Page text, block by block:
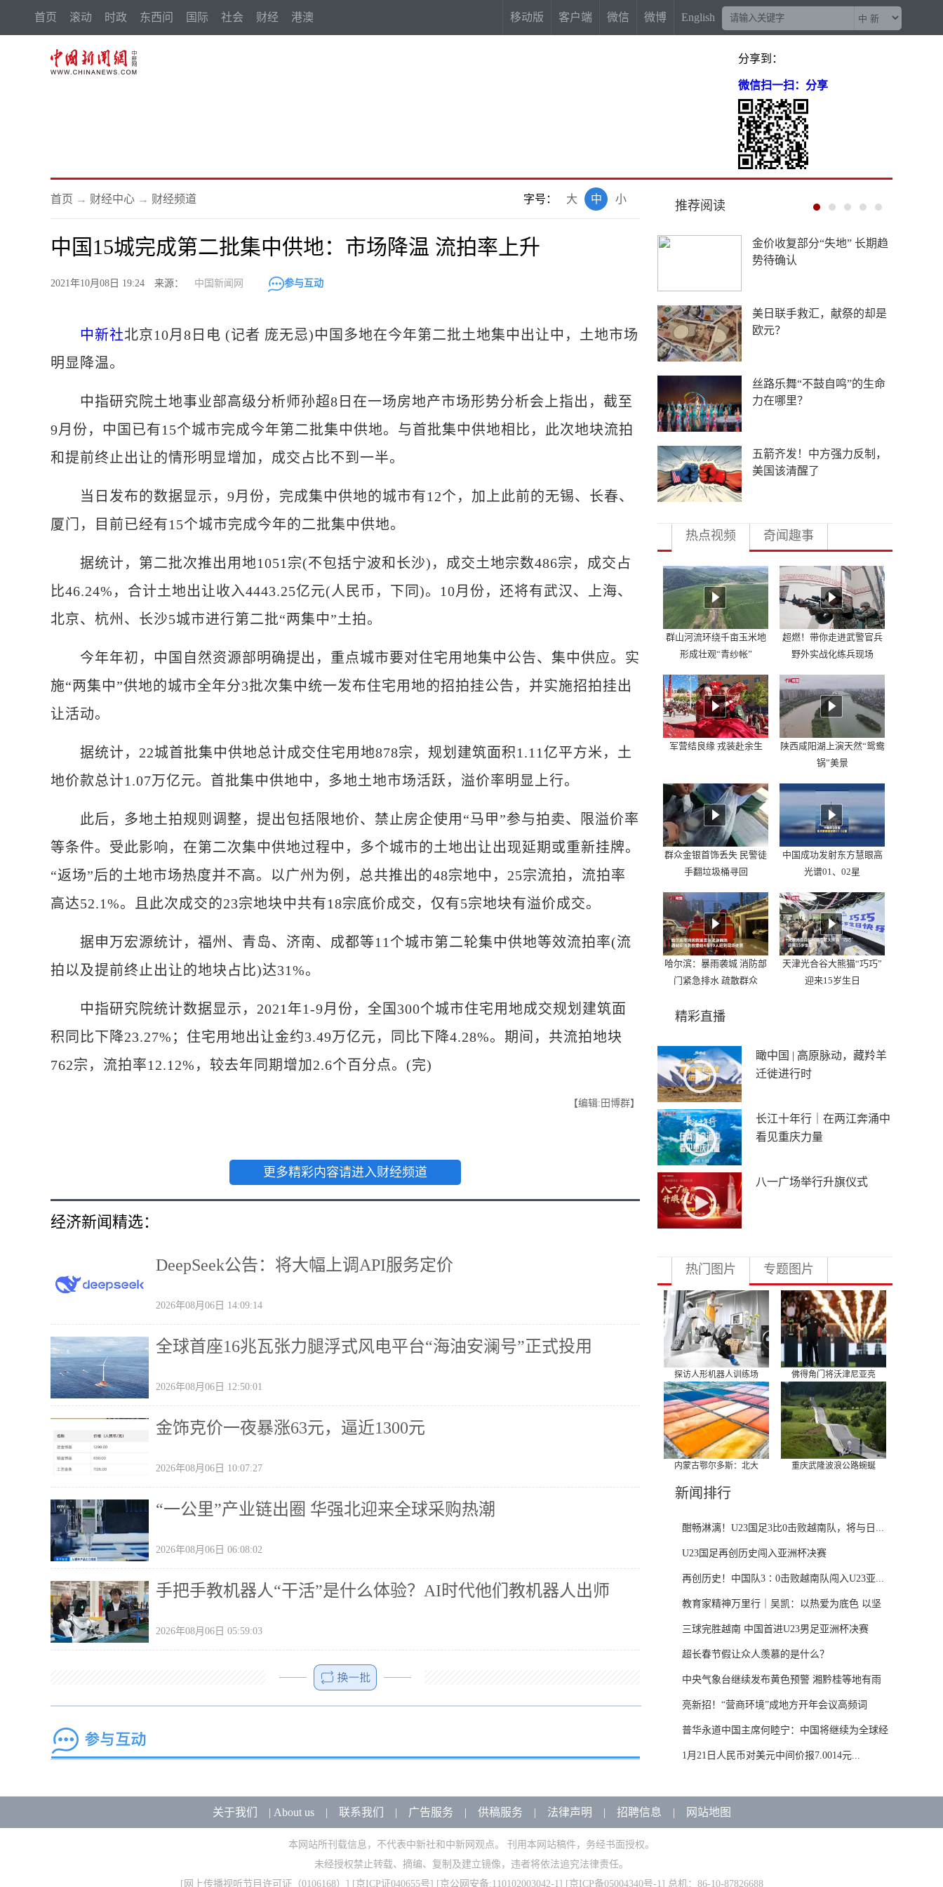
首页 滚动 时政 东西问 国际 社会 财经 港澳 移动版 客户端 微信 微博 English
分享到：
微信扫一扫：分享
首页 → 财经中心 → 财经频道 字号： 小
中
大
中国15城完成第二批集中供地：市场降温 流拍率上升
2021年10月08日 19:24 来源： 中国新闻网 参与互动
中新社北京10月8日电 (记者 庞无忌)中国多地在今年第二批土地集中出让中，土地市场
明显降温。
中指研究院土地事业部高级分析师孙超8日在一场房地产市场形势分析会上指出，截至
9月份，中国已有15个城市完成今年第二批集中供地。与首批集中供地相比，此次地块流拍
和提前终止出让的情形明显增加，成交占比不到一半。
当日发布的数据显示，9月份，完成集中供地的城市有12个，加上此前的无锡、长春、
厦门，目前已经有15个城市完成今年的二批集中供地。
据统计，第二批次推出用地1051宗(不包括宁波和长沙)，成交土地宗数486宗，成交占
比46.24%，合计土地出让收入4443.25亿元(人民币，下同)。10月份，还将有武汉、上海、
北京、杭州、长沙5城市进行第二批“两集中”土拍。
今年年初，中国自然资源部明确提出，重点城市要对住宅用地集中公告、集中供应。实
施“两集中”供地的城市全年分3批次集中统一发布住宅用地的招拍挂公告，并实施招拍挂出
让活动。
据统计，22城首批集中供地总计成交住宅用地878宗，规划建筑面积1.11亿平方米，土
地价款总计1.07万亿元。首批集中供地中，多地土地市场活跃，溢价率明显上行。
此后，多地土拍规则调整，提出包括限地价、禁止房企使用“马甲”参与拍卖、限溢价率
等条件。受此影响，在第二次集中供地过程中，多个城市的土地出让出现延期或重新挂牌。
“返场”后的土地市场热度并不高。以广州为例，总共推出的48宗地中，25宗流拍，流拍率
高达52.1%。且此次成交的23宗地块中共有18宗底价成交，仅有5宗地块有溢价成交。
据申万宏源统计，福州、青岛、济南、成都等11个城市第二轮集中供地等效流拍率(流
拍以及提前终止出让的地块占比)达31%。
中指研究院统计数据显示，2021年1-9月份，全国300个城市住宅用地成交规划建筑面
积同比下降23.27%；住宅用地出让金约3.49万亿元，同比下降4.28%。期间，共流拍地块
762宗，流拍率12.12%，较去年同期增加2.6个百分点。(完)
【编辑:田博群】
更多精彩内容请进入财经频道
经济新闻精选：
DeepSeek公告：将大幅上调API服务定价
2026年08月06日 14:09:14
全球首座16兆瓦张力腿浮式风电平台“海油安澜号”正式投用
2026年08月06日 12:50:01
金饰克价一夜暴涨63元，逼近1300元
2026年08月06日 10:07:27
“一公里”产业链出圈 华强北迎来全球采购热潮
2026年08月06日 06:08:02
手把手教机器人“干活”是什么体验？AI时代他们教机器人出师
2026年08月06日 05:59:03
推荐阅读
西藏寄宿制是托举高原少年
的光，不是西方脑补的“牢
中新网评：AI不能成为企业
低俗营销的“背锅侠”
导弹库存见底，美军急于研
发射程1800公里巨炮
中外合作办学提速扩围，国
际高校押注中国未来
热点视频 奇闻趣事
群山河流环绕千亩玉米地
形成壮观“青纱帐”
超燃！带你走进武警官兵
野外实战化练兵现场
军营结良缘 戎装赴余生
陕西咸阳湖上演天然“鸳鸯
锅”美景
群众金银首饰丢失 民警徒
手翻垃圾桶寻回
中国成功发射东方慧眼高
光谱01、02星
哈尔滨：暴雨袭城 消防部
门紧急排水 疏散群众
天津光合谷大熊猫“巧巧”
迎来15岁生日
精彩直播
瞰中国 | 高原脉动，藏羚羊
迁徙进行时
长江十年行｜在两江奔涌中
看见重庆力量
八一广场举行升旗仪式
热门图片 专题图片
探访人形机器人训练场 佛得角门将沃津尼亚亮
内蒙古鄂尔多斯：北大 重庆武隆波浪公路蜿蜒
新闻排行
酣畅淋漓！U23国足3比0击败越南队，将与日...
U23国足再创历史闯入亚洲杯决赛
再创历史！中国队3∶0击败越南队闯入U23亚...
教育家精神万里行｜吴凯：以热爱为底色 以坚
守...
三球完胜越南 中国首进U23男足亚洲杯决赛
超长春节假让众人羡慕的是什么？
中央气象台继续发布黄色预警 湘黔桂等地有雨
雪...
亮新招！“营商环境”成地方开年会议高频词
普华永道中国主席何睦宁：中国将继续为全球经
济...
1月21日人民币对美元中间价报7.0014元...
关于我们 | About us| 联系我们 | 广告服务 | 供稿服务 | 法律声明 | 招聘信息 | 网站地图
本网站所刊载信息，不代表中新社和中新网观点。 刊用本网站稿件，务经书面授权。
未经授权禁止转载、摘编、复制及建立镜像，违者将依法追究法律责任。
[ 网上传播视听节目许可证（0106168） ] [京ICP证040655号] [京公网安备:110102003042-1] [京ICP备05004340号-1] 总机：86-10-87826688